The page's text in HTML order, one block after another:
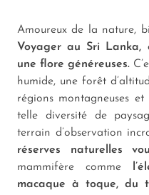
Amoureux de la nature,
Voyager au Sri Lanka,
une flore généreuses.
humide, une forêt
régions montagneuses
telle diversité de
terrain d’observation
réserves naturelles
mammifère comme
macaque à toque, du